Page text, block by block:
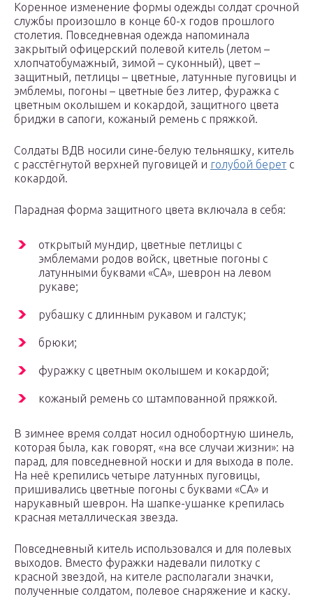
Коренное изменение формы одежды солдат срочной
службы произошло в конце 60-х годов прошлого
столетия. Повседневная одежда напоминала
закрытый офицерский полевой китель (летом –
хлопчатобумажный, зимой – суконный), цвет –
защитный, петлицы – цветные, латунные пуговицы и
эмблемы, погоны – цветные без литер, фуражка с
цветным околышем и кокардой, защитного цвета
бриджи в сапоги, кожаный ремень с пряжкой.
Солдаты ВДВ носили сине-белую тельняшку, китель
с расстёгнутой верхней пуговицей и голубой берет с
кокардой.
Парадная форма защитного цвета включала в себя:
открытый мундир, цветные петлицы с
эмблемами родов войск, цветные погоны с
латунными буквами «СА», шеврон на левом
рукаве;
рубашку с длинным рукавом и галстук;
брюки;
фуражку с цветным околышем и кокардой;
кожаный ремень со штампованной пряжкой.
В зимнее время солдат носил однобортную шинель,
которая была, как говорят, «на все случаи жизни»: на
парад, для повседневной носки и для выхода в поле.
На неё крепились четыре латунных пуговицы,
пришивались цветные погоны с буквами «СА» и
нарукавный шеврон. На шапке-ушанке крепилась
красная металлическая звезда.
Повседневный китель использовался и для полевых
выходов. Вместо фуражки надевали пилотку с
красной звездой, на кителе располагали значки,
полученные солдатом, полевое снаряжение и каску.